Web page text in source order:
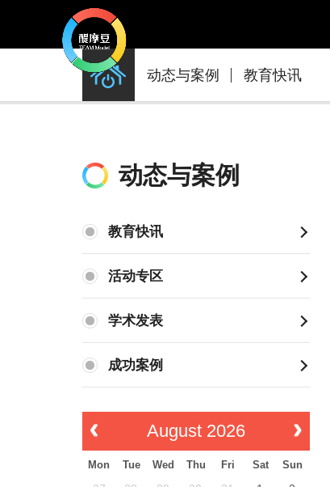
动态与案例 教育快讯
动态与案例
教育快讯
活动专区
学术发表
成功案例
August 2026
Mon Tue Wed Thu Fri Sat Sun